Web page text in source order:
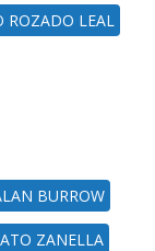
ROZADO LEAL
BURROW
ZANELLA